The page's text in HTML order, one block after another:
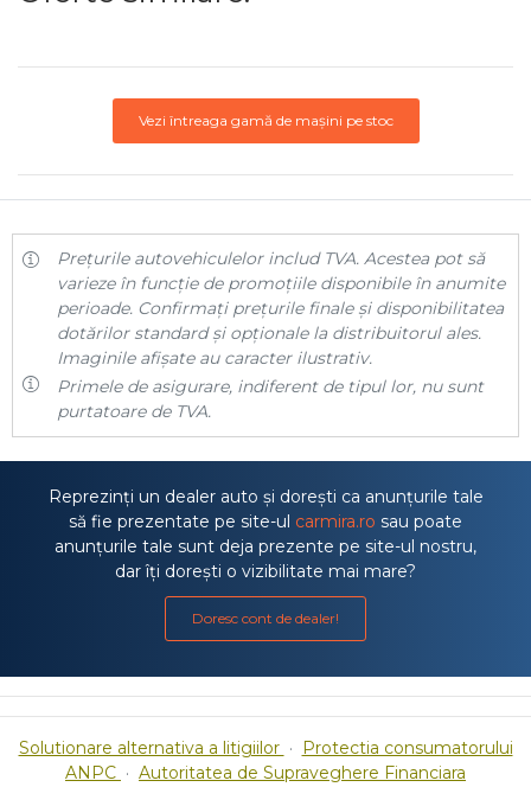
Vezi întreaga gamă de mașini pe stoc
Prețurile autovehiculelor includ TVA. Acestea pot să
varieze în funcție de promoțiile disponibile în anumite
perioade. Confirmați prețurile finale și disponibilitatea
dotărilor standard și opționale la distribuitorul ales.
Imaginile afișate au caracter ilustrativ.
Primele de asigurare, indiferent de tipul lor, nu sunt
purtatoare de TVA.
Reprezinți un dealer auto și dorești ca anunțurile tale
să fie prezentate pe site-ul carmira.ro sau poate
anunțurile tale sunt deja prezente pe site-ul nostru,
dar îți dorești o vizibilitate mai mare?
Doresc cont de dealer!
Solutionare alternativa a litigiilor · Protectia consumatorului
ANPC · Autoritatea de Supraveghere Financiara